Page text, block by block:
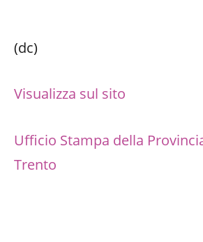
(dc)
Visualizza sul sito
Ufficio Stampa della
Trento